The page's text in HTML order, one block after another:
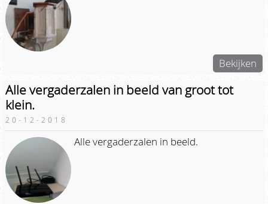
Bekijken
Alle vergaderzalen in beeld van groot tot
klein.
20-12-2018
Alle vergaderzalen in beeld.